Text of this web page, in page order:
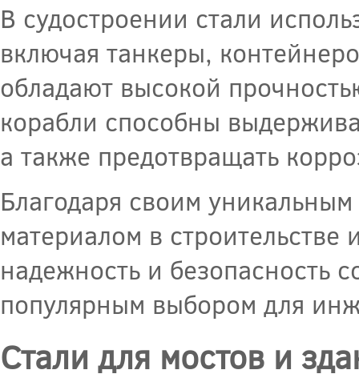
В судостроении стали
включая танкеры,
обладают высокой
корабли способны
а также предотвращать
Благодаря своим
материалом в
надежность и безопасность
популярным выбором для
Стали для мостов и